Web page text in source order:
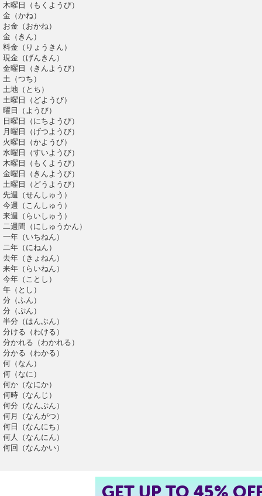
木曜日（もくようび）
金（かね）
お金（おかね）
金（きん）
料金（りょうきん）
現金（げんきん）
金曜日（きんようび）
土（つち）
土地（とち）
土曜日（どようび）
曜日（ようび）
日曜日（にちようび）
月曜日（げつようび）
火曜日（かようび）
水曜日（すいようび）
木曜日（もくようび）
金曜日（きんようび）
土曜日（どうようび）
先週（せんしゅう）
今週（こんしゅう）
来週（らいしゅう）
二週間（にしゅうかん）
一年（いちねん）
二年（にねん）
去年（きょねん）
来年（らいねん）
今年（ことし）
年（とし）
分（ふん）
分（ぷん）
半分（はんぶん）
分ける（わける）
分かれる（わかれる）
分かる（わかる）
何（なん）
何（なに）
何か（なにか）
何時（なんじ）
何分（なんぷん）
何月（なんがつ）
何日（なんにち）
何人（なんにん）
何回（なんかい）
SUMMER SALE!